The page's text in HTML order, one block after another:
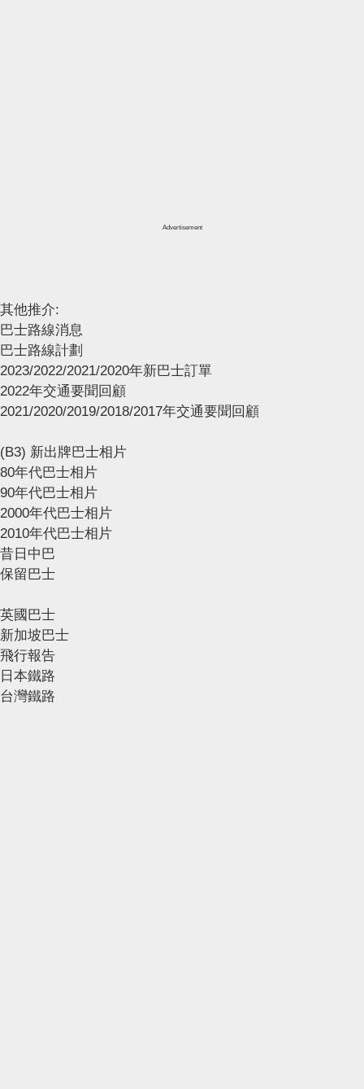
Advertisement
其他推介:
巴士路線消息
巴士路線計劃
2023/2022/2021/2020年新巴士訂單
2022年交通要聞回顧
2021/2020/2019/2018/2017年交通要聞回顧
(B3) 新出牌巴士相片
80年代巴士相片
90年代巴士相片
2000年代巴士相片
2010年代巴士相片
昔日中巴
保留巴士
英國巴士
新加坡巴士
飛行報告
日本鐵路
台灣鐵路